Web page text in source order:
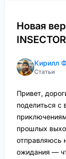
Новая
INSECTOR
Кирилл
Статьи
Привет,
поделиться с
прошлых
отправляюсь
ожидания —